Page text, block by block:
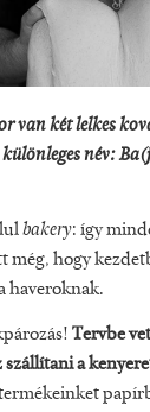
van két lelkes
különleges név:
bakery: így
még, hogy
haveroknak.
Tervbe
a